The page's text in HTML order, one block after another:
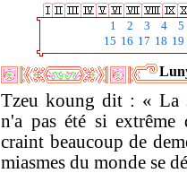
1 2 3 4
5
15 16 17 18 19
Tzeu koung dit : « La
n'a pas été si
craint beaucoup de
miasmes du monde se